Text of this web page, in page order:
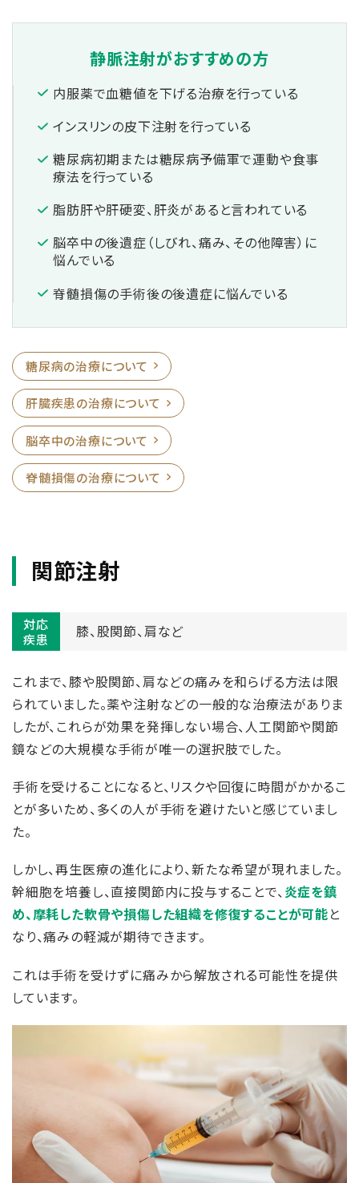
静脈注射がおすすめの方
内服薬で血糖値を下げる治療を行っている
インスリンの皮下注射を行っている
糖尿病初期または糖尿病予備軍で運動や食事
療法を行っている
脂肪肝や肝硬変、肝炎があると言われている
脳卒中の後遺症（しびれ、痛み、その他障害）に
悩んでいる
脊髄損傷の手術後の後遺症に悩んでいる
糖尿病の治療について
肝臓疾患の治療について
脳卒中の治療について
脊髄損傷の治療について
関節注射
対応
疾患
膝、 股関節、 肩など
これまで、膝や股関節、肩などの痛みを和らげる方法は限
られていました。薬や注射などの一般的な治療法がありま
したが、これらが効果を発揮しない場合、人工関節や関節
鏡などの大規模な手術が唯一の選択肢でした。
手術を受けることになると、リスクや回復に時間がかかるこ
とが多いため、多くの人が手術を避けたいと感じていまし
た。
しかし、再生医療の進化により、新たな希望が現れました。
幹細胞を培養し、直接関節内に投与することで、炎症を鎮
め、摩耗した軟骨や損傷した組織を修復することが可能と
なり、痛みの軽減が期待できます。
これは手術を受けずに痛みから解放される可能性を提供
しています。